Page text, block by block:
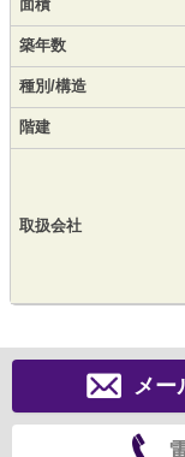
面積
築年数
種別/構造
階建
取扱会社
メー